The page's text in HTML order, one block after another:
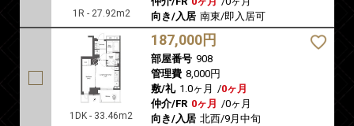
1R - 27.92m2
向き/入居 南東/即入居可
1DK - 33.46m2
187,000円
部屋番号 908
管理費 8,000円
敷/礼 1.0ヶ月 /0ヶ月
仲介/FR 0ヶ月 /0ヶ月
向き/入居 北西/9月中旬